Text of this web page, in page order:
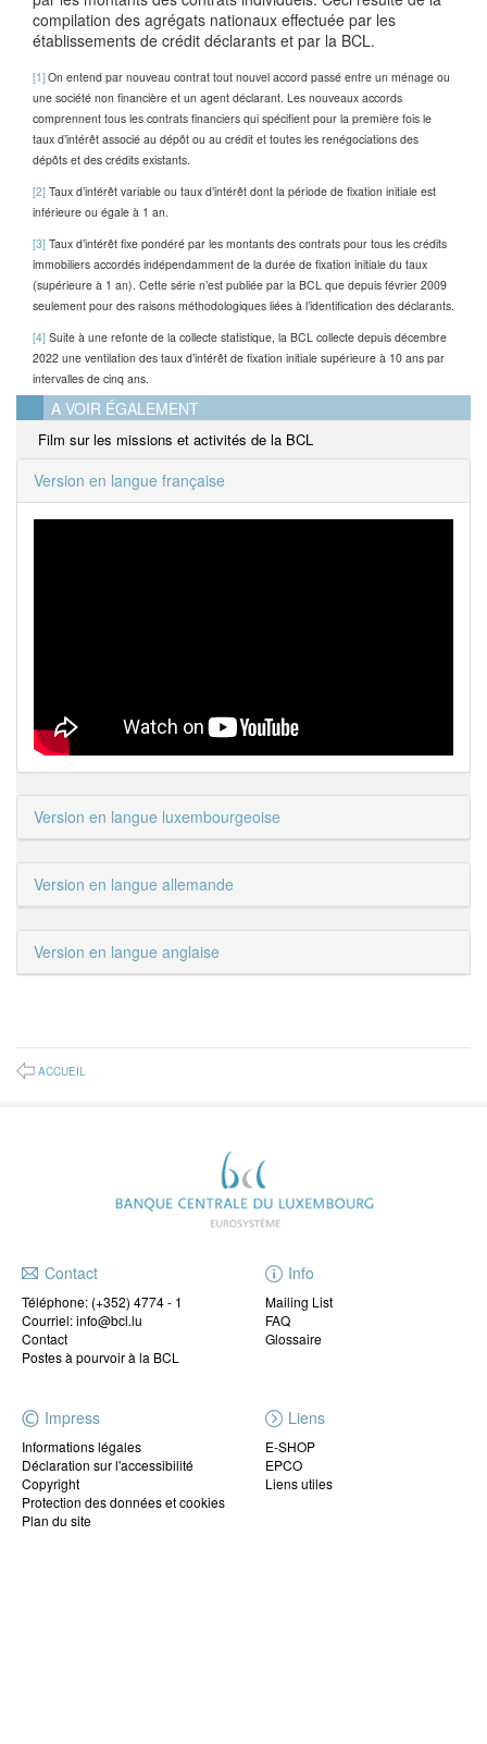
compilation des agrégats nationaux effectuée par les
établissements de crédit déclarants et par la BCL.
[1]On entend par nouveau contrat tout nouvel accord passé entre un ménage ou
une société non financière et un agent déclarant. Les nouveaux accords
comprennent tous les contrats financiers qui spécifient pour la première fois le
taux d’intérêt associé au dépôt ou au crédit et toutes les renégociations des
dépôts et des crédits existants.
[2] Taux d’intérêt variable ou taux d’intérêt dont la période de fixation initiale est
inférieure ou égale à 1 an.
[3] Taux d’intérêt fixe pondéré par les montants des contrats pour tous les crédits
immobiliers accordés indépendamment de la durée de fixation initiale du taux
(supérieure à 1 an). Cette série n’est publiée par la BCL que depuis février 2009
seulement pour des raisons méthodologiques liées à l’identification des déclarants.
[4] Suite à une refonte de la collecte statistique, la BCL collecte depuis décembre
2022 une ventilation des taux d’intérêt de fixation initiale supérieure à 10 ans par
intervalles de cinq ans.
A VOIR ÉGALEMENT
Film sur les missions et activités de la BCL
Version en langue française
Version en langue luxembourgeoise
Version en langue allemande
Version en langue anglaise
ACCUEIL
Contact
Téléphone: (+352) 4774 - 1
Courriel: info@bcl.lu
Contact
Postes à pourvoir à la BCL
Info
Mailing List
FAQ
Glossaire
Impress
Informations légales
Déclaration sur l'accessibilité
Copyright
Protection des données et cookies
Plan du site
Liens
E-SHOP
EPCO
Liens utiles